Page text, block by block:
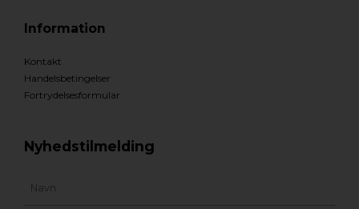
Information
Kontakt
Handelsbetingelser
Fortrydelsesformular
Nyhedstilmelding